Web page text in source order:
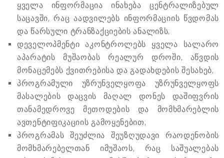
ყველა ინფორმაცია ინახება ცენტრალიზებულ
საცავში, რაც აადვილებს ინფორმაციის წვდომას
და წარსული ტრანზაქციების ანალიზს;
დეველოპმენტი აკონტროლებს ყველა სალარო
აპარატის მუშაობას რეალურ დროში, აწვდის
მონაცემებს ქვითრებისა და გადახდების შესახებ;
პროგრამული უზრუნველყოფა უზრუნველყოფს
მასალების დაცვის მაღალ დონეს დაშიფვრის
თანამედროვე მეთოდების და მომხმარებლის
ავთენტიფიკაციის გამოყენებით;
პროგრამას შეუძლია შეუზღუდავი რაოდენობის
მომხმარებელთან იმუშაოს, რაც საშუალებას